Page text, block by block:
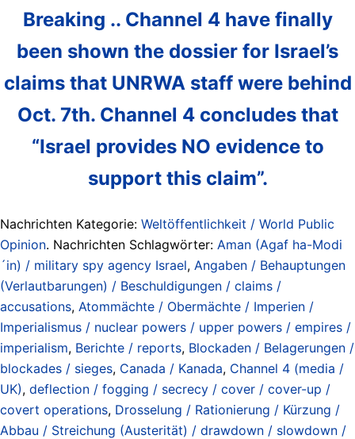
Breaking .. Channel 4 have finally
been shown the dossier for Israel’s
claims that UNRWA staff were behind
Oct. 7th. Channel 4 concludes that
“Israel provides NO evidence to
support this claim”.
Nachrichten Kategorie: Weltöffentlichkeit / World Public
Opinion. Nachrichten Schlagwörter: Aman (Agaf ha-Modi
´in) / military spy agency Israel, Angaben / Behauptungen
(Verlautbarungen) / Beschuldigungen / claims /
accusations, Atommächte / Obermächte / Imperien /
Imperialismus / nuclear powers / upper powers / empires /
imperialism, Berichte / reports, Blockaden / Belagerungen /
blockades / sieges, Canada / Kanada, Channel 4 (media /
UK), deflection / fogging / secrecy / cover / cover-up /
covert operations, Drosselung / Rationierung / Kürzung /
Abbau / Streichung (Austerität) / drawdown / slowdown /